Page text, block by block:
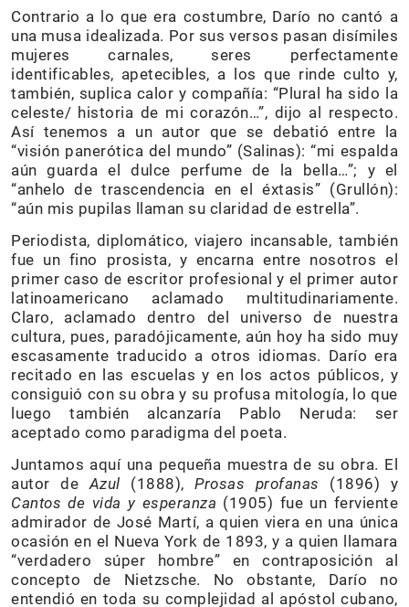
Contrario a lo que era costumbre, Darío no cantó a
una musa idealizada. Por sus versos pasan disímiles
mujeres carnales, seres perfectamente
identificables, apetecibles, a los que rinde culto y,
también, suplica calor y compañía: “Plural ha sido la
celeste/ historia de mi corazón…”, dijo al respecto.
Así tenemos a un autor que se debatió entre la
“visión panerótica del mundo” (Salinas): “mi espalda
aún guarda el dulce perfume de la bella…”; y el
“anhelo de trascendencia en el éxtasis” (Grullón):
“aún mis pupilas llaman su claridad de estrella”.
Periodista, diplomático, viajero incansable, también
fue un fino prosista, y encarna entre nosotros el
primer caso de escritor profesional y el primer autor
latinoamericano aclamado multitudinariamente.
Claro, aclamado dentro del universo de nuestra
cultura, pues, paradójicamente, aún hoy ha sido muy
escasamente traducido a otros idiomas. Darío era
recitado en las escuelas y en los actos públicos, y
consiguió con su obra y su profusa mitología, lo que
luego también alcanzaría Pablo Neruda: ser
aceptado como paradigma del poeta.
Juntamos aquí una pequeña muestra de su obra. El
autor deAzul (1888), Prosas profanas (1896) y
Cantos de vida y esperanza (1905) fue un ferviente
admirador de José Martí, a quien viera en una única
ocasión en el Nueva York de 1893, y a quien llamara
“verdadero súper hombre” en contraposición al
concepto de Nietzsche. No obstante, Darío no
entendió en toda su complejidad al apóstol cubano,